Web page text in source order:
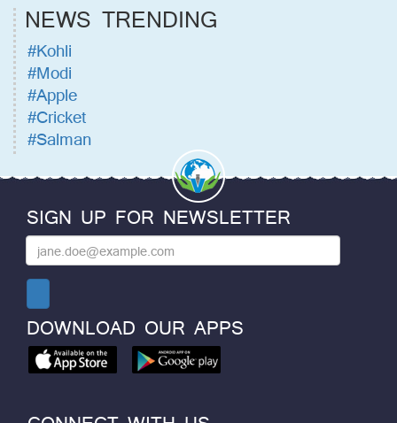
NEWS TRENDING
#Kohli
#Modi
#Apple
#Cricket
#Salman
SIGN UP FOR NEWSLETTER
DOWNLOAD OUR APPS